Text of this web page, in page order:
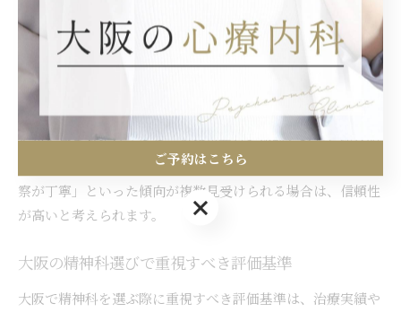
で、実際の利用者の声を効率的に集められます。自分と同じ
症状や悩みを持つ人の体験談は、クリニック選びの大きな判
断材料になります。
ただし、口コミの中には個人の感想や一時的な印象に基づく
ものも含まれているため、複数の意見を比較しながら総合的
に判断することが大切です。特に「予約が取りやすい」「診
察が丁寧」といった傾向が複数見受けられる場合は、信頼性
が高いと考えられます。
大阪の精神科選びで重視すべき評価基準
大阪で精神科を選ぶ際に重視すべき評価基準は、治療実績や
ご予約はこちら
ご予約はこちら